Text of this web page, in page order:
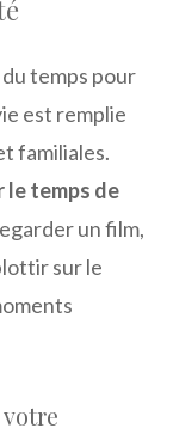
temps pour
est remplie
familiales.
le temps de
un film,
sur le